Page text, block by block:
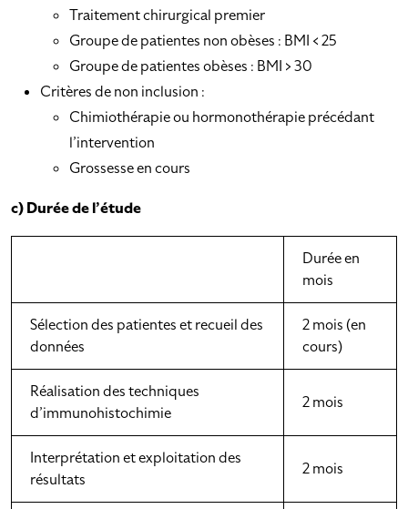
Traitement chirurgical premier
Groupe de patientes non obèses : BMI < 25
Groupe de patientes obèses : BMI > 30
Critères de non inclusion :
Chimiothérapie ou hormonothérapie précédant
l’intervention
Grossesse en cours
c) Durée de l’étude
Durée en
mois
Sélection des patientes et recueil des
données
2 mois (en
cours)
Réalisation des techniques
d’immunohistochimie
2 mois
Interprétation et exploitation des
résultats
2 mois